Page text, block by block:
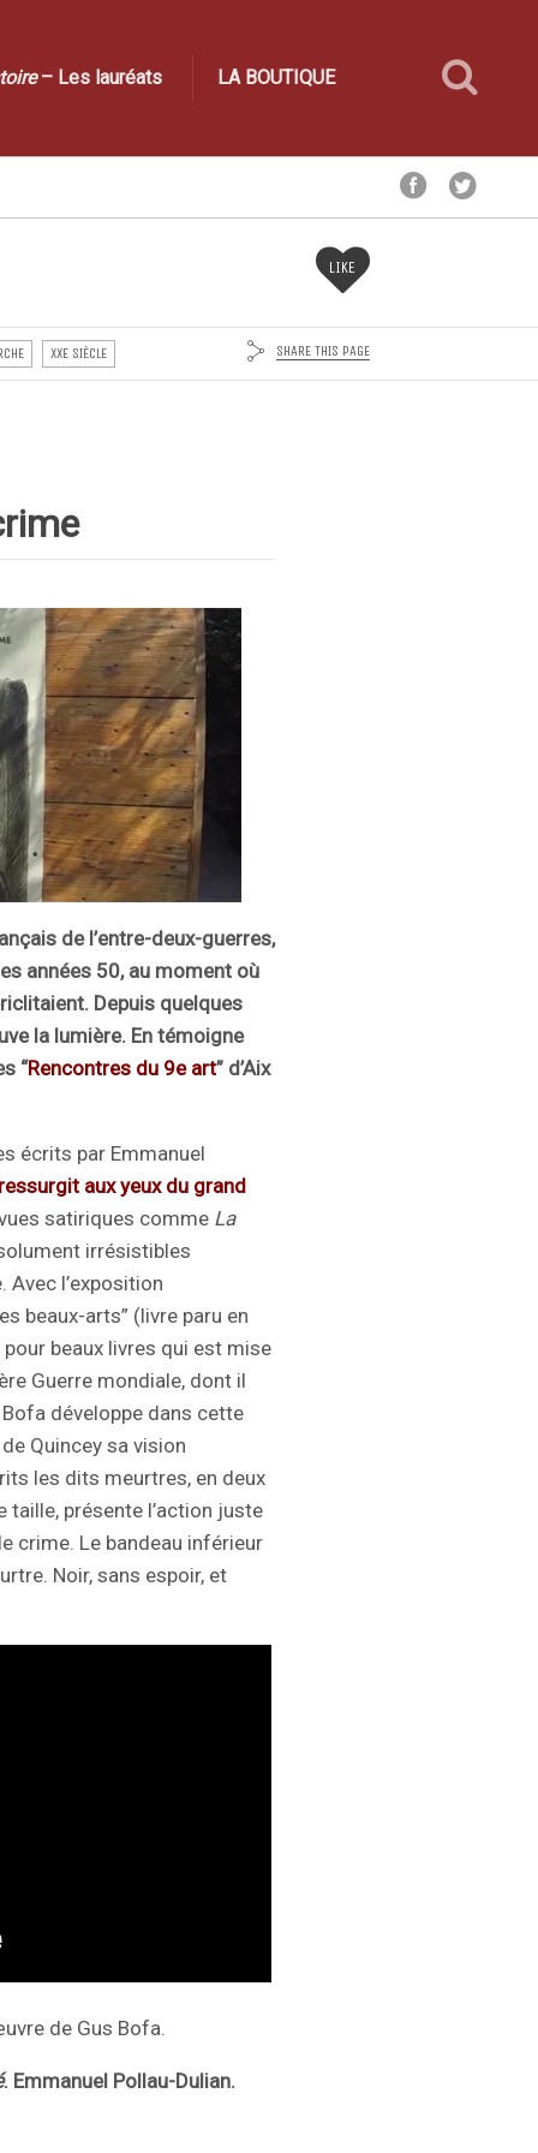
– Les lauréats LA BOUTIQUE
LIKE
XXE SIÈCLE SHARE THIS PAGE
de l’entre-deux-guerres,
années 50, au moment où
Depuis quelques
la lumière. En témoigne
“Rencontres du 9e art” d’Aix
écrits par Emmanuel
ressurgit aux yeux du grand
satiriques comme La
irrésistibles
Avec l’exposition
beaux-arts” (livre paru en
beaux livres qui est mise
Guerre mondiale, dont il
développe dans cette
Quincey sa vision
les dits meurtres, en deux
taille, présente l’action juste
crime. Le bandeau inférieur
Noir, sans espoir, et
de Gus Bofa.
. Emmanuel Pollau-Dulian.